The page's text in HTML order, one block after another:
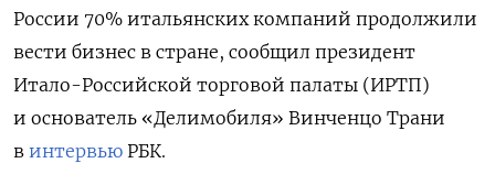
России 70% итальянских компаний продолжили
вести бизнес в стране, сообщил президент
Итало-Российской торговой палаты (ИРТП)
и основатель «Делимобиля» Винченцо Трани
в интервью РБК.